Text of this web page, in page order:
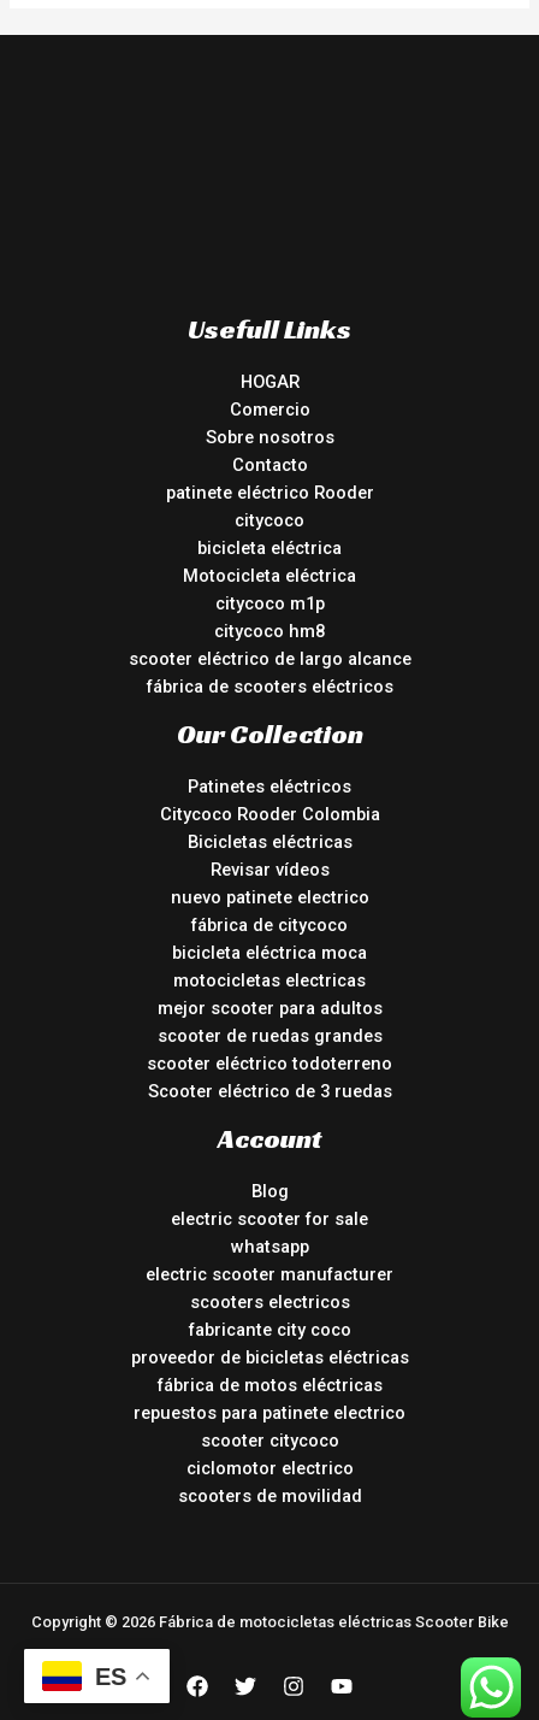
Usefull Links
HOGAR
Comercio
Sobre nosotros
Contacto
patinete eléctrico Rooder
citycoco
bicicleta eléctrica
Motocicleta eléctrica
citycoco m1p
citycoco hm8
scooter eléctrico de largo alcance
fábrica de scooters eléctricos
Our Collection
Patinetes eléctricos
Citycoco Rooder Colombia
Bicicletas eléctricas
Revisar vídeos
nuevo patinete electrico
fábrica de citycoco
bicicleta eléctrica moca
motocicletas electricas
mejor scooter para adultos
scooter de ruedas grandes
scooter eléctrico todoterreno
Scooter eléctrico de 3 ruedas
Account
Blog
electric scooter for sale
whatsapp
electric scooter manufacturer
scooters electricos
fabricante city coco
proveedor de bicicletas eléctricas
fábrica de motos eléctricas
repuestos para patinete electrico
scooter citycoco
ciclomotor electrico
scooters de movilidad
Copyright © 2026 Fábrica de motocicletas eléctricas Scooter Bike
ES